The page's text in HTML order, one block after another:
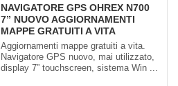
NAVIGATORE GPS OHREX N700
7” NUOVO AGGIORNAMENTI
MAPPE GRATUITI A VITA
Aggiornamenti mappe gratuiti a vita.
Navigatore GPS nuovo, mai utilizzato,
display 7” touchscreen, sistema Win ...